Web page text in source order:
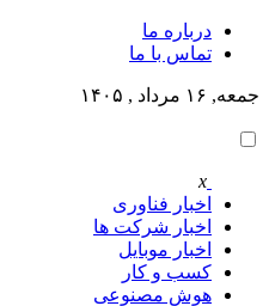
درباره ما
تماس با ما
جمعه, ۱۶ مرداد , ۱۴۰۵
x
اخبار فناوری
اخبار شرکت ها
اخبار موبایل
کسب و کار
هوش مصنوعی